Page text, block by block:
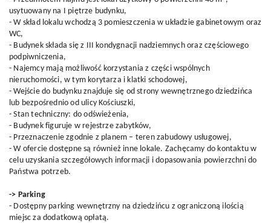
usytuowany na I piętrze budynku,
- W skład lokalu wchodzą 3 pomieszczenia w układzie gabinetowym oraz
WC,
- Budynek składa się z III kondygnacji nadziemnych oraz częściowego
podpiwniczenia,
- Najemcy mają możliwość korzystania z części wspólnych
nieruchomości, w tym korytarza i klatki schodowej,
- Wejście do budynku znajduje się od strony wewnętrznego dziedzińca
lub bezpośrednio od ulicy Kościuszki,
- Stan techniczny: do odświeżenia,
- Budynek figuruje w rejestrze zabytków,
- Przeznaczenie zgodnie z planem – teren zabudowy usługowej,
- W ofercie dostępne są również inne lokale. Zachęcamy do kontaktu w
celu uzyskania szczegółowych informacji i dopasowania powierzchni do
Państwa potrzeb.
-> Parking
- Dostępny parking wewnętrzny na dziedzińcu z ograniczoną ilością
miejsc za dodatkową opłatą.